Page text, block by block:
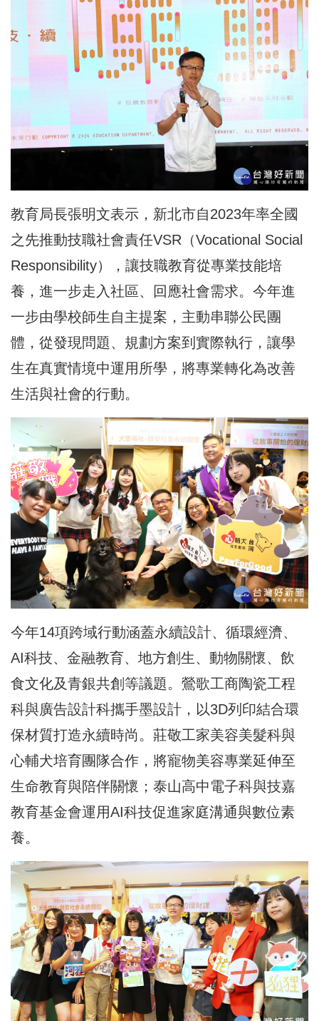
教育局長張明文表示，新北市自2023年率全國
之先推動技職社會責任VSR（Vocational Social
Responsibility），讓技職教育從專業技能培
養，進一步走入社區、回應社會需求。今年進
一步由學校師生自主提案，主動串聯公民團
體，從發現問題、規劃方案到實際執行，讓學
生在真實情境中運用所學，將專業轉化為改善
生活與社會的行動。
今年14項跨域行動涵蓋永續設計、循環經濟、
AI科技、金融教育、地方創生、動物關懷、飲
食文化及青銀共創等議題。鶯歌工商陶瓷工程
科與廣告設計科攜手墨設計，以3D列印結合環
保材質打造永續時尚。莊敬工家美容美髮科與
心輔犬培育團隊合作，將寵物美容專業延伸至
生命教育與陪伴關懷；泰山高中電子科與技嘉
教育基金會運用AI科技促進家庭溝通與數位素
養。